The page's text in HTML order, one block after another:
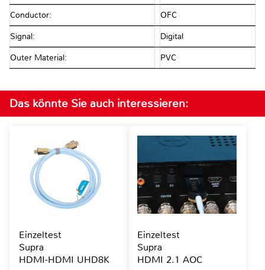
Conductor: OFC
Signal: Digital
Outer Material: PVC
Das könnte Sie auch interessieren:
Einzeltest
Supra
HDMI-HDMI UHD8K
Einzeltest
Supra
HDMI 2.1 AOC